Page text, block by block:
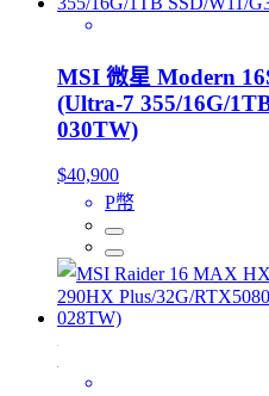
MSI 微星 Modern
(Ultra-7 355/16G/
030TW)
$40,900
P幣